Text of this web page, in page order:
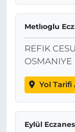
Metlıoglu
REFIK
OSMANIYE
Yol Tarifi
Eylül